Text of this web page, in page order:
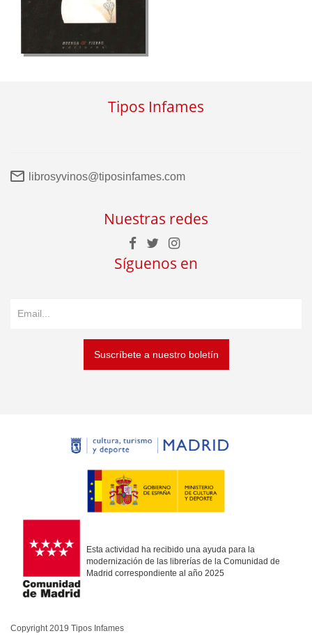
Tipos Infames
librosyvinos@tiposinfames.com
Nuestras redes
Síguenos en
Suscríbete a nuestro boletín
Esta actividad ha recibido una ayuda para la
modernización de las librerías de la Comunidad de
Madrid correspondiente al año 2025
Copyright 2019 Tipos Infames